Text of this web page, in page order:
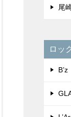
尾
ロッ
B’z